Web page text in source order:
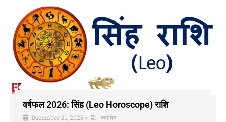
वर्षफल 2026: सिंह (Leo Horoscope) राशि
December 21, 2025 • ज्योतिष